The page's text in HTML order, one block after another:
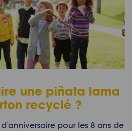
une piñata lama
recyclé ?
pour les 8 ans de